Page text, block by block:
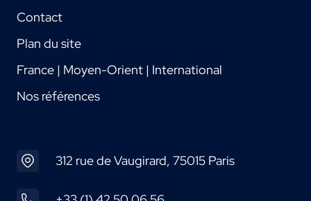
Contact
Plan du site
France | Moyen-Orient | International
Nos références
312 rue de Vaugirard, 75015 Paris